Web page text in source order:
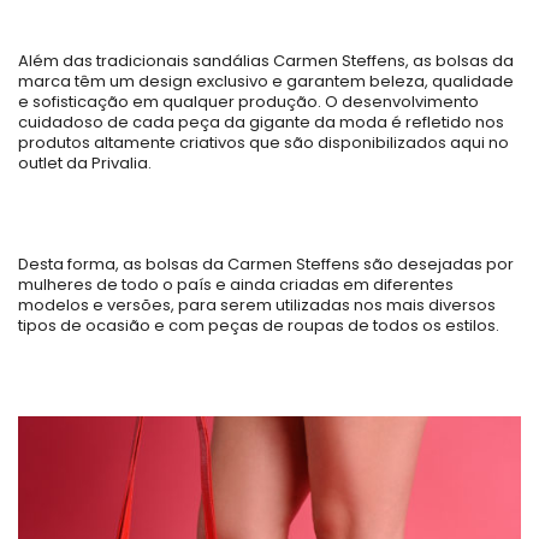
Além das tradicionais sandálias Carmen Steffens, as bolsas da
marca têm um design exclusivo e garantem beleza, qualidade
e sofisticação em qualquer produção. O desenvolvimento
cuidadoso de cada peça da gigante da moda é refletido nos
produtos altamente criativos que são disponibilizados aqui no
outlet da Privalia.
Desta forma, as bolsas da Carmen Steffens são desejadas por
mulheres de todo o país e ainda criadas em diferentes
modelos e versões, para serem utilizadas nos mais diversos
tipos de ocasião e com peças de roupas de todos os estilos.